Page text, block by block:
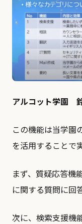
アルコット学園
この機能は当学園
を活用することで
まず、質疑応答機
に関する質問に回
次に、検索支援機